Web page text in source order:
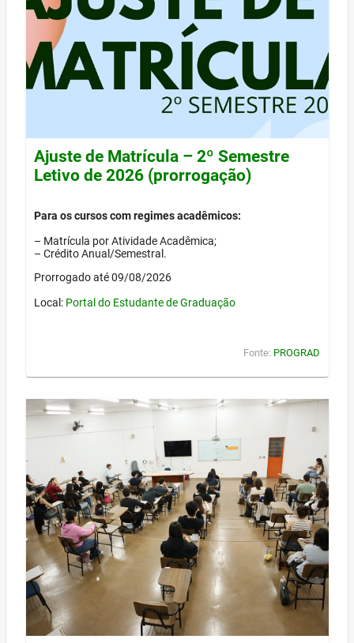
Ajuste de Matrícula – 2º Semestre
Letivo de 2026 (prorrogação)
Para os cursos com regimes acadêmicos:
– Matrícula por Atividade Acadêmica;
– Crédito Anual/Semestral.
Prorrogado até 09/08/2026
Local: Portal do Estudante de Graduação
Fonte: PROGRAD